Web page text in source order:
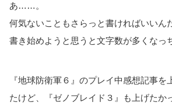
あ……。
何気ないこともさらっと書ければいいん
書き始めようと思うと文字数が多くなっ
『地球防衛軍６』のプレイ中感想記事を
たけど、『ゼノブレイド３』も上げたか